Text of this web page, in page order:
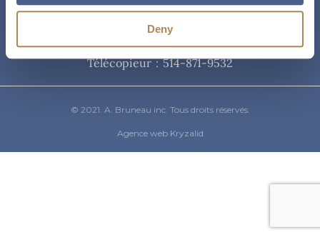
Deny
Téléphone
514-871-9821/ 1-800-361-8487
Télécopieur : 514-871-9532
© 2021. A. Bruneau inc. Tous droits réservés.
Agence web Kryzalid